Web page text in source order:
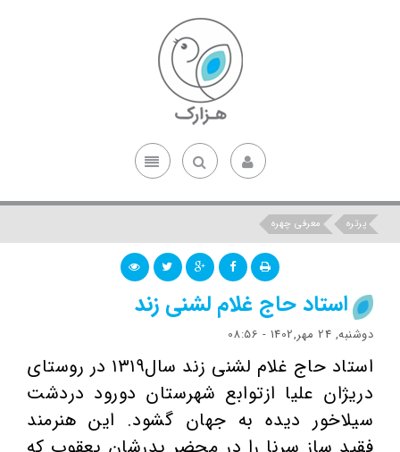
پرتره معرفی چهره
استاد حاج غلام لشنی زند
دوشنبه, 24 مهر,1402 - 08:56
استاد حاج غلام لشنی زند سال۱۳۱۹ در روستای
دریژان علیا ازتوابع شهرستان دورود دردشت
سیلاخور دیده به جهان گشود. این هنرمند